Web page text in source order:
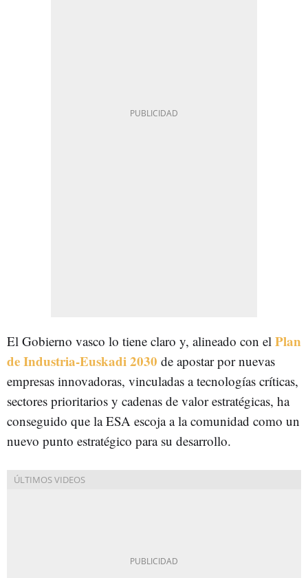
El Gobierno vasco lo tiene claro y, alineado con el Plan
de Industria-Euskadi 2030 de apostar por nuevas
empresas innovadoras, vinculadas a tecnologías críticas,
sectores prioritarios y cadenas de valor estratégicas, ha
conseguido que la ESA escoja a la comunidad como un
nuevo punto estratégico para su desarrollo.